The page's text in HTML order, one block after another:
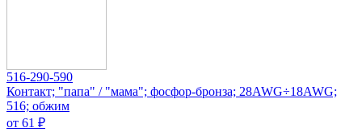
516-290-590
Контакт; "папа" / "мама"; фосфор-бронза; 28AWG÷18AWG;
516; обжим
от 61 ₽